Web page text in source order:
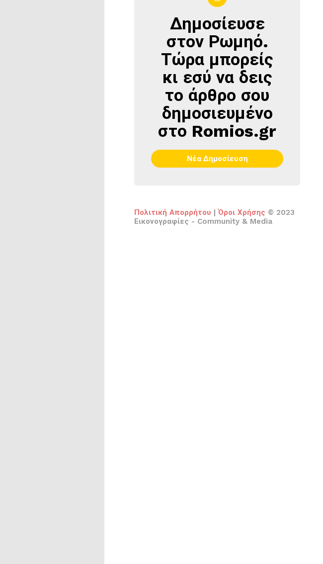
ΔΗΜΟΣΊΕΥΣΕ
ΣΤΟΝ
ΡΩΜΗΌ
Δημοσίευσε
στον Ρωμηό.
Τώρα μπορείς
κι εσύ να δεις
το άρθρο σου
δημοσιευμένο
στο Romios.gr
Νέα Δημοσίευση
Πολιτική Απορρήτου | Όροι Χρήσης © 2023
Εικονογραφίες - Community & Media